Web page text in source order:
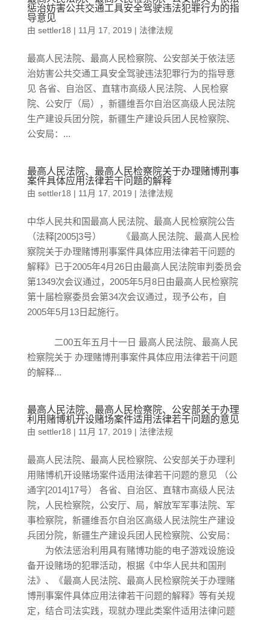
惩治妨害公共交通工具安全驾驶违法犯罪行为的指
导意见
由 settler18 | 11月 17, 2019 | 法律法规
最高人民法院、最高人民检察院、公安部关于依法惩
治妨害公共交通工具安全驾驶违法犯罪行为的指导意
见 各省、自治区、直辖市高级人民法院、人民检察
院、公安厅（局），新疆维吾尔自治区高级人民法院
生产建设兵团分院，新疆生产建设兵团人民检察院、
公安局：...
最高人民法院、最高人民检察院关于办理赌博刑事
案件具体应用法律若干问题的解释
由 settler18 | 11月 17, 2019 | 法律法规
中华人民共和国最高人民法院、最高人民检察院公告
（法释[2005]3号） 《最高人民法院、最高人民检
察院关于办理赌博刑事案件具体应用法律若干问题的
解释》已于2005年4月26日由最高人民法院审判委员会
第1349次会议通过，2005年5月8日由最高人民检察院
第十届检察委员会第34次会议通过，现予公布，自
2005年5月13日起施行。
二00五年五月十一日 最高人民法院、最高人民
检察院关于 办理赌博刑事案件具体应用法律若干问题
的解释...
最高人民法院、最高人民检察院、公安部关于办理
利用赌博机开设赌场案件适用法律若干问题的意见
由 settler18 | 11月 17, 2019 | 法律法规
最高人民法院、最高人民检察院、公安部关于办理利
用赌博机开设赌场案件适用法律若干问题的意见 （公
通字[2014]17号） 各省、自治区、直辖市高级人民法
院，人民检察院，公安厅、局，解放军军事法院、军
事检察院，新疆维吾尔自治区高级人民法院生产建设
兵团分院，新疆生产建设兵团人民检察院、公安局：
为依法惩治利用具有赌博功能的电子游戏设施设
备开设赌场的犯罪活动，根据《中华人民共和国刑
法》、《最高人民法院、最高人民检察院关于办理赌
博刑事案件具体应用法律若干问题的解释》等有关规
定，结合司法实践，现就办理此类案件适用法律问题